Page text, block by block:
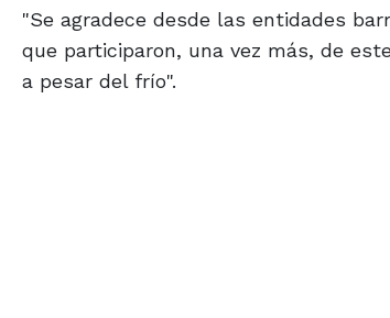
"Se agradece desde las entidades
que participaron, una vez más, de